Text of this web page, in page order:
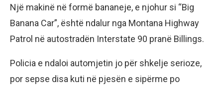
Një makinë në formë bananeje, e njohur si “Big
Banana Car”, është ndalur nga Montana Highway
Patrol në autostradën Interstate 90 pranë Billings.
Policia e ndaloi automjetin jo për shkelje serioze,
por sepse disa kuti në pjesën e sipërme po